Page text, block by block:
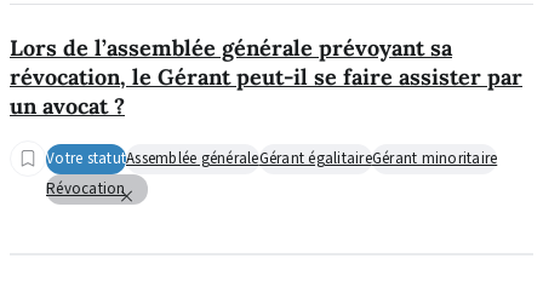
Lors de l’assemblée générale prévoyant sa
révocation, le Gérant peut-il se faire assister par
un avocat ?
Votre statutAssemblée généraleGérant égalitaireGérant minoritaire
Révocation